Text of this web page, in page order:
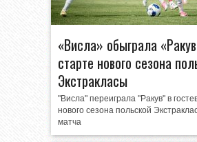
«Висла» обыграла
старте нового сезона
Экстракласы
"Висла" переиграла "Ракув" в
нового сезона польской
матча